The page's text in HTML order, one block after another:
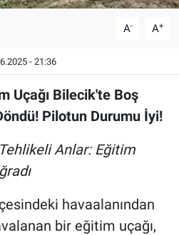
A- A+
- 21:36
Uçağı Bilecik'te Boş
Pilotun Durumu İyi!
Anlar: Eğitim
havaalanından
bir eğitim uçağı,